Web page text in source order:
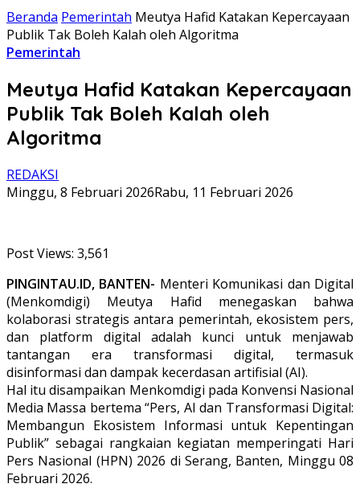
Beranda Pemerintah Meutya Hafid Katakan Kepercayaan
Publik Tak Boleh Kalah oleh Algoritma
Pemerintah
Meutya Hafid Katakan Kepercayaan
Publik Tak Boleh Kalah oleh
Algoritma
REDAKSI
Minggu, 8 Februari 2026Rabu, 11 Februari 2026
Post Views: 3,561
PINGINTAU.ID, BANTEN- Menteri Komunikasi dan Digital
(Menkomdigi) Meutya Hafid menegaskan bahwa
kolaborasi strategis antara pemerintah, ekosistem pers,
dan platform digital adalah kunci untuk menjawab
tantangan era transformasi digital, termasuk
disinformasi dan dampak kecerdasan artifisial (AI).
Hal itu disampaikan Menkomdigi pada Konvensi Nasional
Media Massa bertema “Pers, AI dan Transformasi Digital:
Membangun Ekosistem Informasi untuk Kepentingan
Publik” sebagai rangkaian kegiatan memperingati Hari
Pers Nasional (HPN) 2026 di Serang, Banten, Minggu 08
Februari 2026.